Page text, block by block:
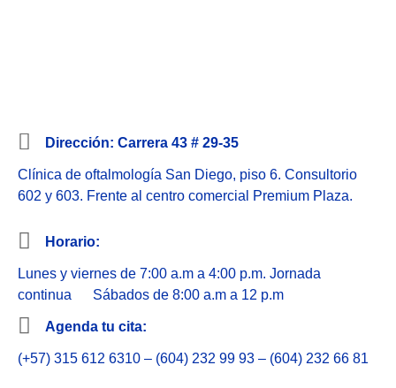
Dirección: Carrera 43 # 29-35
Clínica de oftalmología San Diego, piso 6. Consultorio
602 y 603. Frente al centro comercial Premium Plaza.
Horario:
Lunes y viernes de 7:00 a.m a 4:00 p.m. Jornada
continua Sábados de 8:00 a.m a 12 p.m
Agenda tu cita:
(+57) 315 612 6310 – (604) 232 99 93 – (604) 232 66 81